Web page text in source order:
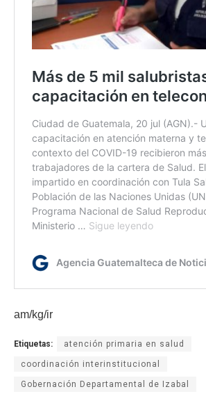
am/kg/ir
Etiquetas: atención primaria en salud
coordinación interinstitucional
Gobernación Departamental de Izabal